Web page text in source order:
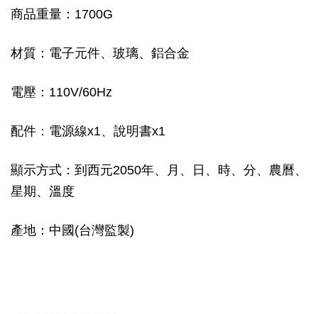
商品重量：1700G
材質：電子元件、玻璃、鋁合金
電壓：110V/60Hz
配件：電源線x1、說明書x1
顯示方式：到西元2050年、月、日、時、分、農曆、
星期、溫度
產地：中國(台灣監製)